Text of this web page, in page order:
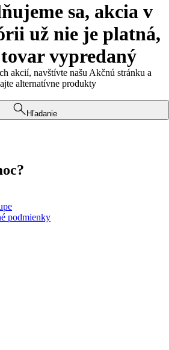
sa, akcia v
už nie je platná,
vypredaný
akcií, navštívte našu Akčnú stránku a
alternatívne produkty
Hľadanie
podmienky